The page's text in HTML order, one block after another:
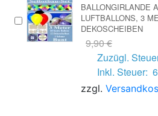
BALLONGIRLANDE
LUFTBALLONS, 3
DEKOSCHEIBEN
9,90 €
Zuzügl.
Inkl. Steuer:
zzgl.